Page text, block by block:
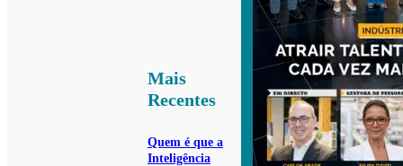
Mais
Recentes
Quem é que a
Inteligência